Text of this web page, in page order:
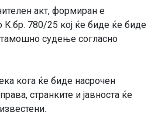
акт, формиран е
780/25 кој ќе биде ќе биде
судење согласно
кога ќе биде насрочен
странките и јавноста ќе